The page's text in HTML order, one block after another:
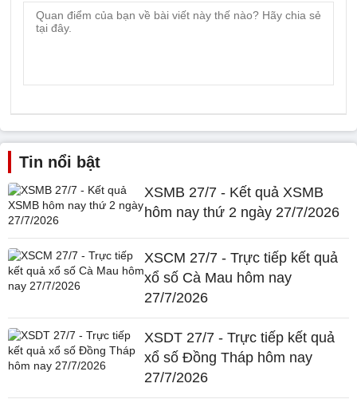
Tin nổi bật
XSMB 27/7 - Kết quả XSMB
hôm nay thứ 2 ngày 27/7/2026
XSCM 27/7 - Trực tiếp kết quả
xổ số Cà Mau hôm nay
27/7/2026
XSDT 27/7 - Trực tiếp kết quả
xổ số Đồng Tháp hôm nay
27/7/2026